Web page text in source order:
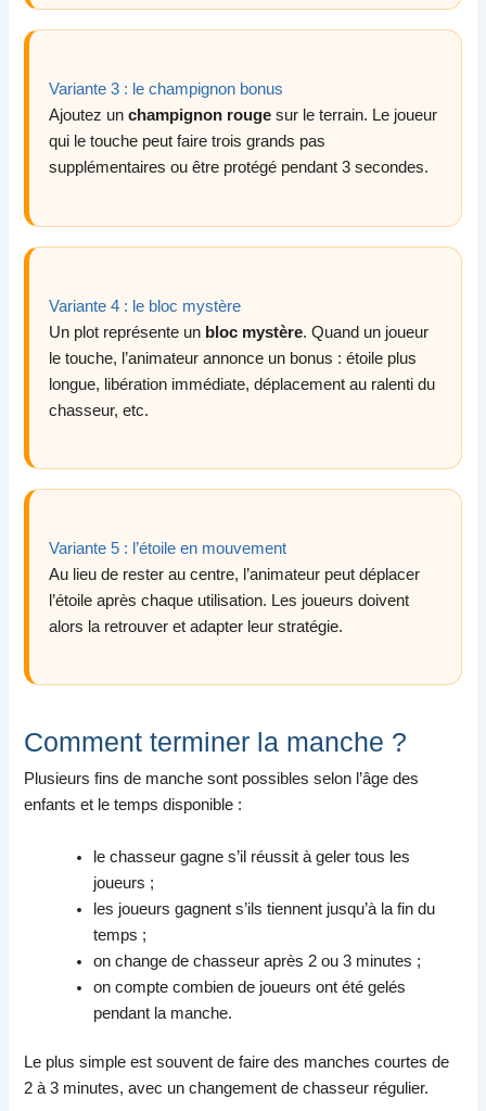
Variante 3 : le champignon bonus
Ajoutez unchampignon rouge sur le terrain. Le joueur
qui le touche peut faire trois grands pas
supplémentaires ou être protégé pendant 3 secondes.
Variante 4 : le bloc mystère
Un plot représente un bloc mystère. Quand un joueur
le touche, l’animateur annonce un bonus : étoile plus
longue, libération immédiate, déplacement au ralenti du
chasseur, etc.
Variante 5 : l’étoile en mouvement
Au lieu de rester au centre, l’animateur peut déplacer
l’étoile après chaque utilisation. Les joueurs doivent
alors la retrouver et adapter leur stratégie.
Comment terminer la manche ?
Plusieurs fins de manche sont possibles selon l’âge des
enfants et le temps disponible :
le chasseur gagne s’il réussit à geler tous les
joueurs ;
les joueurs gagnent s’ils tiennent jusqu’à la fin du
temps ;
on change de chasseur après 2 ou 3 minutes ;
on compte combien de joueurs ont été gelés
pendant la manche.
Le plus simple est souvent de faire des manches courtes de
2 à 3 minutes, avec un changement de chasseur régulier.